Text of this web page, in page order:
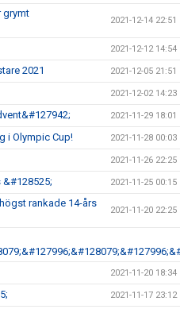
grymt
2021-12-14 22:51
2021-12-12 14:54
2021 2021-12-05 21:51
2021-12-02 14:23
2021-11-29 18:01
i Olympic Cup! 2021-11-28 00:03
2021-11-26 22:25
2021-11-25 00:15
rankade 14-års
2021-11-20 22:25
2021-11-20 18:34
2021-11-17 23:12